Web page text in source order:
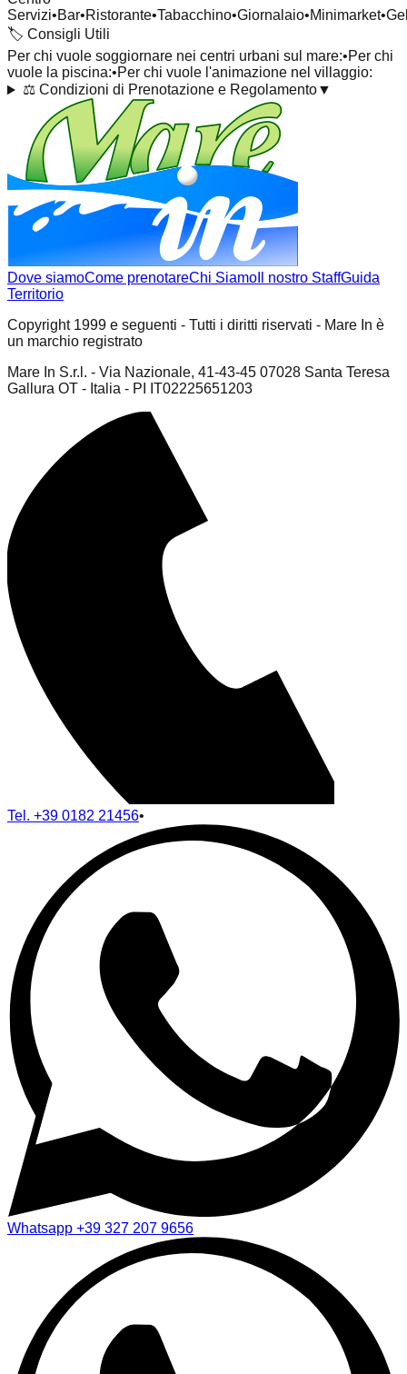
Servizi•Bar•Ristorante•Tabacchino•Giornalaio•Minimarket•
🏷️ Consigli Utili
Per chi vuole soggiornare nei centri urbani sul mare:•Per chi
vuole la piscina:•Per chi vuole l'animazione nel villaggio:
⚖️ Condizioni di Prenotazione e Regolamento▼
Dove siamoCome prenotareChi Siamo Il nostro StaffGuida
Territorio
Copyright 1999 e seguenti - Tutti i diritti riservati - Mare In è
un marchio registrato
Mare In S.r.l. - Via Nazionale, 41-43-45 07028 Santa Teresa
Gallura OT - Italia - PI IT02225651203
Tel. +39 0182 21456•
Whatsapp +39 327 207 9656